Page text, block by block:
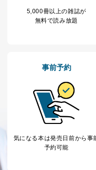
当社にお問合わせ
いただいた方の個
当社カスタマーQ＆
Aサービス利用者
採用応募者の方の
5
当社の従業者の個
人情報
5,000冊以上の雑誌が
無料で読み放題
事前予約
気になる本は発売日前から事
予約可能